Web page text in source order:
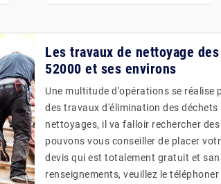
Les travaux de nettoyage
52000 et ses environs
Une multitude d'opérations se
des travaux d'élimination des
nettoyages, il va falloir rechercher
pouvons vous conseiller de placer
devis qui est totalement gratuit et
renseignements, veuillez le